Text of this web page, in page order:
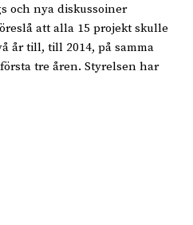
och nya diskussoiner
att alla 15 projekt skulle
år till, till 2014, på samma
tre åren. Styrelsen har